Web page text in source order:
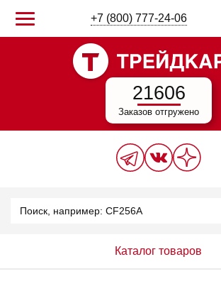
+7 (800) 777-24-06
21606
Заказов отгружено
Каталог товаров